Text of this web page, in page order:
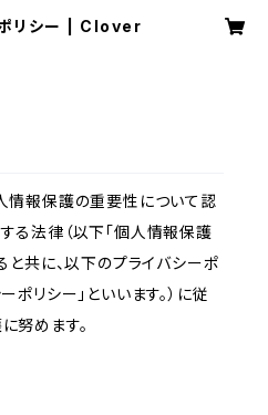
リシー | Clover
情報保護の重要性について認
る法律（以下「個人情報保護
と共に、以下のプライバシーポ
ポリシー」といいます。）に従
努めます。